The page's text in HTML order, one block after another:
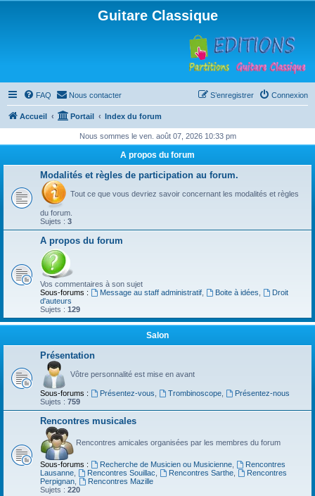
Guitare Classique
FAQ Nous contacter Connexion
S’enregistrer
Accueil Portail Index du forum
Nous sommes le ven. août 07, 2026 10:33 pm
A propos du forum
Modalités et règles de participation au forum.
Tout ce que vous devriez savoir concernant les modalités et règles
du forum.
Sujets : 3
A propos du forum
Vos commentaires à son sujet
Sous-forums :
Message au staff administratif, Boite à idées
Droit
d'auteurs
Sujets : 129
Salon
Présentation
Vôtre personnalité est mise en avant
Sous-forums : Présentez-vous Trombinoscope,
Présentez-nous
Sujets : 759
Rencontres musicales
Rencontres amicales organisées par les membres du forum
Sous-forums : Recherche de Musicien ou Musicienne,
Rencontres
Lausanne
Rencontres Souillac Rencontres Sarthe,
Rencontres
Perpignan
Rencontres Mazille
Sujets : 220